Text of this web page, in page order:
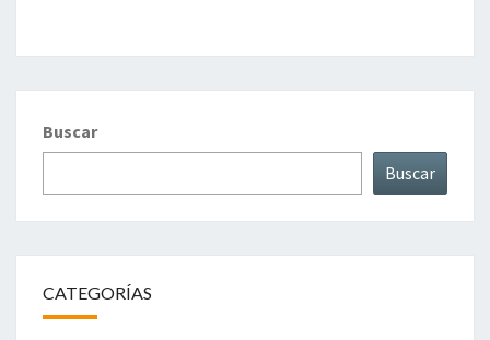
Buscar
Buscar
CATEGORÍAS